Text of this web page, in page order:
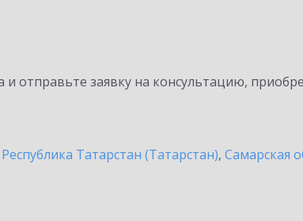
отправьте заявку на консультацию,
Республика Татарстан (Татарстан), Самарская